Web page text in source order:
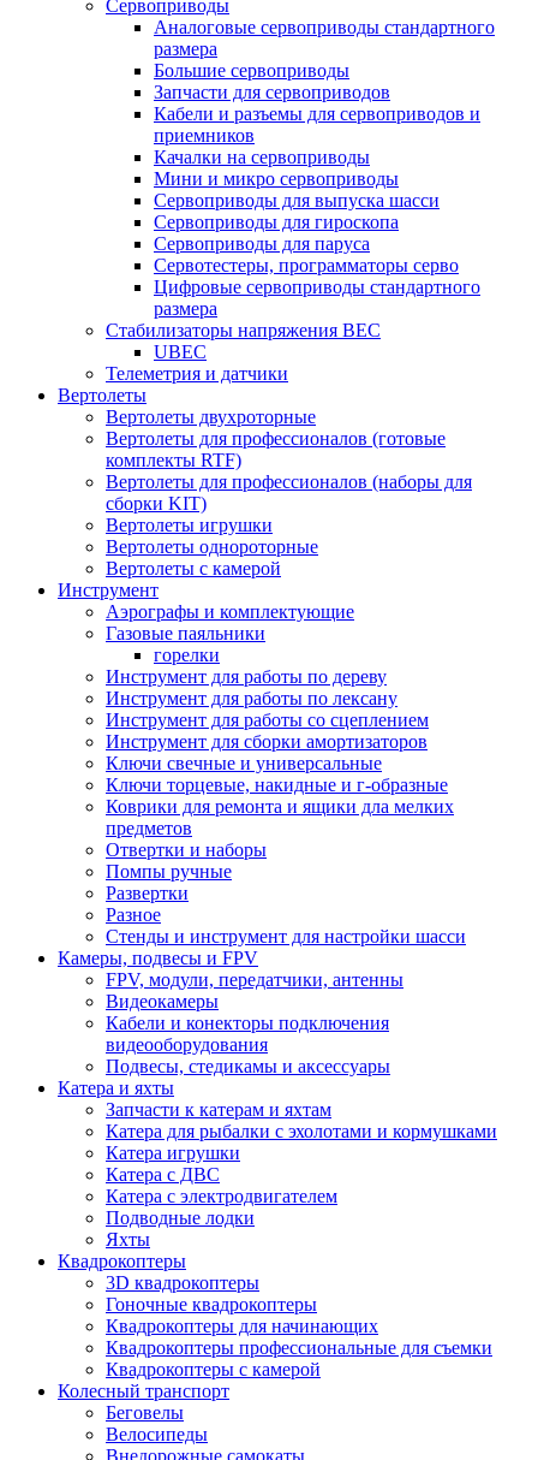
Сервоприводы
Аналоговые сервоприводы стандартного
размера
Большие сервоприводы
Запчасти для сервоприводов
Кабели и разъемы для сервоприводов и
приемников
Качалки на сервоприводы
Мини и микро сервоприводы
Сервоприводы для выпуска шасси
Сервоприводы для гироскопа
Сервоприводы для паруса
Сервотестеры, программаторы серво
Цифровые сервоприводы стандартного
размера
Стабилизаторы напряжения BEC
UBEC
Телеметрия и датчики
Вертолеты
Вертолеты двухроторные
Вертолеты для профессионалов (готовые
комплекты RTF)
Вертолеты для профессионалов (наборы для
сборки KIT)
Вертолеты игрушки
Вертолеты однороторные
Вертолеты с камерой
Инструмент
Аэрографы и комплектующие
Газовые паяльники
горелки
Инструмент для работы по дереву
Инструмент для работы по лексану
Инструмент для работы со сцеплением
Инструмент для сборки амортизаторов
Ключи свечные и универсальные
Ключи торцевые, накидные и г-образные
Коврики для ремонта и ящики дла мелких
предметов
Отвертки и наборы
Помпы ручные
Развертки
Разное
Стенды и инструмент для настройки шасси
Камеры, подвесы и FPV
FPV, модули, передатчики, антенны
Видеокамеры
Кабели и конекторы подключения
видеооборудования
Подвесы, стедикамы и аксессуары
Катера и яхты
Запчасти к катерам и яхтам
Катера для рыбалки с эхолотами и кормушками
Катера игрушки
Катера с ДВС
Катера с электродвигателем
Подводные лодки
Яхты
Квадрокоптеры
3D квадрокоптеры
Гоночные квадрокоптеры
Квадрокоптеры для начинающих
Квадрокоптеры профессиональные для съемки
Квадрокоптеры с камерой
Колесный транспорт
Беговелы
Велосипеды
Внедорожные самокаты